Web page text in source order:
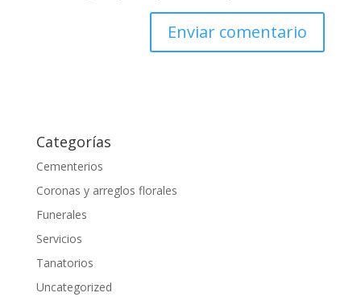
Categorías
Cementerios
Coronas y arreglos florales
Funerales
Servicios
Tanatorios
Uncategorized